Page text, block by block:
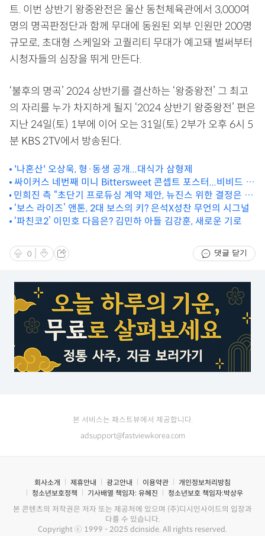
트. 이번 상반기 왕중완전은 울산 동천체육관에서 3,000여
명의 명곡판정단과 함께 무대에 동원된 외부 인원만 200명
규모로, 초대형 스케일와 고퀄리티 무대가 예고돼 벌써부터
시청자들의 심장을 뛰게 만든다.
‘불후의 명곡’ 2024 상반기를 결산하는 ‘왕중왕전’ 그 최고
의 자리를 누가 차지하게 될지 ‘2024 상반기 왕중왕전’ 편은
지난 24일(토) 1부에 이어 오는 31일(토) 2부가 오후 6시 5
분 KBS 2TV에서 방송된다.
'나혼산' 오상욱, 형·동생 공개...대식가 삼형제
싸이커스 네번째 미니 Bittersweet 콘셉트 포스터...비비드 스
타일링
민희진 측 “초단기 프로듀싱 계약 제안, 뉴진스 위한 결정은 언
플” [전문]
‘보스 라이즈’ 앤톤, 2대 보스의 키? 은석X성찬 무언의 시그널
‘파친코2’ 이민호 다음은? 김민하 아들 김강훈, 새로운 기로
0 댓글 닫기
본 서비스는 패스트뷰에서 제공합니다.
adsupport@fastviewkorea.com
회사소개 제휴안내 광고안내 이용약관
개인정보처리방침
청소년보호정책
기사배열 책임자: 유혜진 청소년보호 책임자:박상우
본 콘텐츠의 저작권은 저자 또는 제공처에 있으며 (주)디시인사이드의 입장과
다를 수 있습니다.
Copyright ⓒ 1999 - 2025 dcinside. All rights reserved.